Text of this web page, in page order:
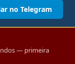
no Telegram
— primeira